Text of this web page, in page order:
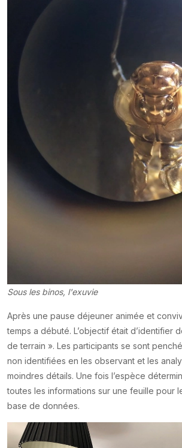
Sous les binos, l'exuvie
Après une pause déjeuner animée et
temps a débuté. L’objectif était d’identifier
de terrain ». Les participants se sont
non identifiées en les observant et les
moindres détails. Une fois l’espèce
toutes les informations sur une feuille pour
base de données.